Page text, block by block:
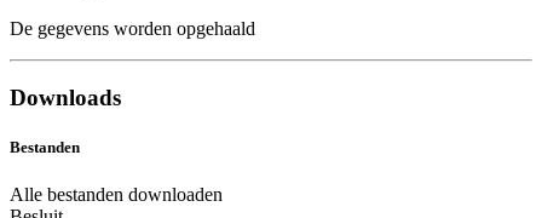
De gegevens worden opgehaald
Downloads
Bestanden
Alle bestanden downloaden